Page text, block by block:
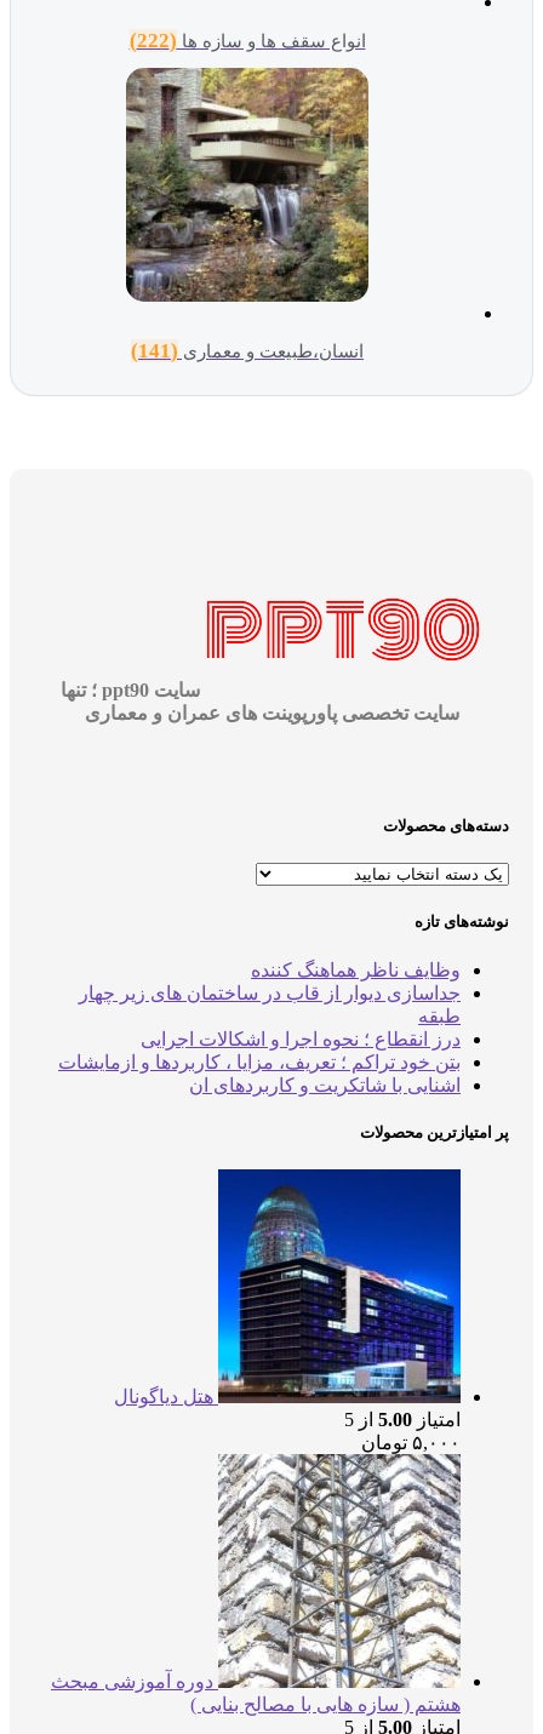
انواع سقف ها و سازه ها (222)
انسان،طبیعت و معماری(141)
سایت ppt90 ؛ تنها
سایت تخصصی پاورپوینت های عمران و معماری
دسته‌های محصولات
نوشته‌های تازه
وظایف ناظر هماهنگ کننده
جداسازی دیوار از قاب در ساختمان های زیر چهار
طبقه
درز انقطاع ؛ نحوه اجرا و اشکالات اجرایی
بتن خود تراکم ؛ تعریف، مزایا ، کاربردها و ازمایشات
اشنایی با شاتکریت و کاربردهای ان
پر امتیازترین محصولات
هتل دیاگونال
امتیاز5.00 از 5
۵,۰۰۰
تومان
دوره آموزشی مبحث
هشتم ( سازه هایی با مصالح بنایی )
امتیاز5.00 از 5